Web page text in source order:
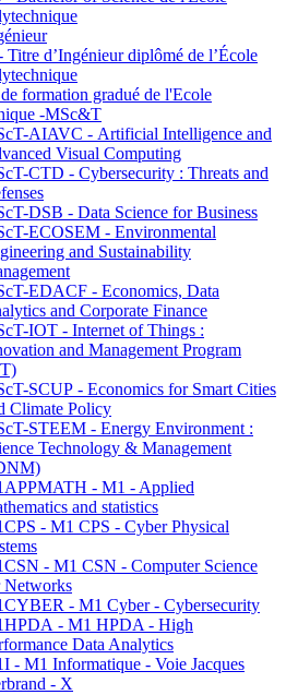
Titre d’Ingénieur diplômé de l’École
formation gradué de l'Ecole
-MSc&T
AIAVC - Artificial Intelligence and
Visual Computing
CTD - Cybersecurity : Threats and
DSB - Data Science for Business
ECOSEM - Environmental
and Sustainability
EDACF - Economics, Data
and Corporate Finance
IOT - Internet of Things :
and Management Program
SCUP - Economics for Smart Cities
Climate Policy
STEEM - Energy Environment :
Technology & Management
- M1 - Applied
and statistics
- M1 CPS - Cyber Physical
- M1 CSN - Computer Science
Networks
- M1 Cyber - Cybersecurity
- M1 HPDA - High
Data Analytics
- M1 Informatique - Voie Jacques
- X